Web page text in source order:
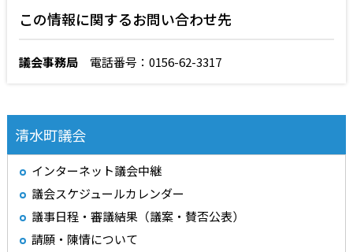
清水町議会
インターネット議会中継
議会スケジュールカレンダー
議事日程・審議結果（議案・賛否公表）
請願・陳情について
この情報に関するお問い合わせ先
議会事務局電話番号：0156-62-3317